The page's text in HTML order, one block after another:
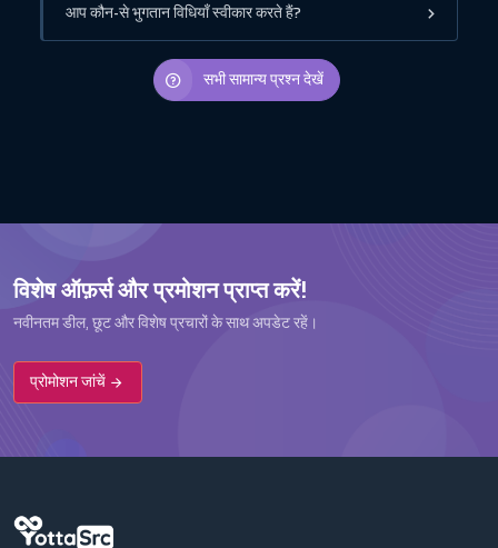
आप कौन-से भुगतान विधियाँ स्वीकार करते हैं?
सभी सामान्य प्रश्न देखें
विशेष ऑफ़र्स और प्रमोशन प्राप्त करें!
नवीनतम डील, छूट और विशेष प्रचारों के साथ अपडेट रहें।
प्रोमोशन जांचें